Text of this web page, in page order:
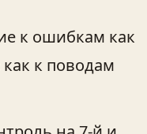
к ошибкам как
к поводам